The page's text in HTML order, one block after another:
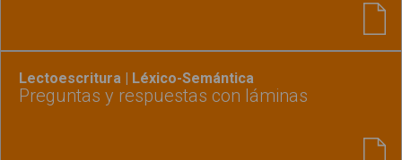
Lectoescritura | Léxico-Semántica
Preguntas y respuestas con láminas